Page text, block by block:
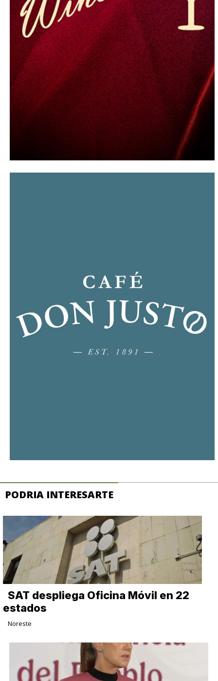
PODRIA INTERESARTE
SAT despliega Oficina Móvil en 22
estados
Noreste